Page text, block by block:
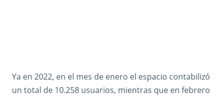
Ya en 2022, en el mes de enero el espacio contabilizó
un total de 10.258 usuarios, mientras que en febrero